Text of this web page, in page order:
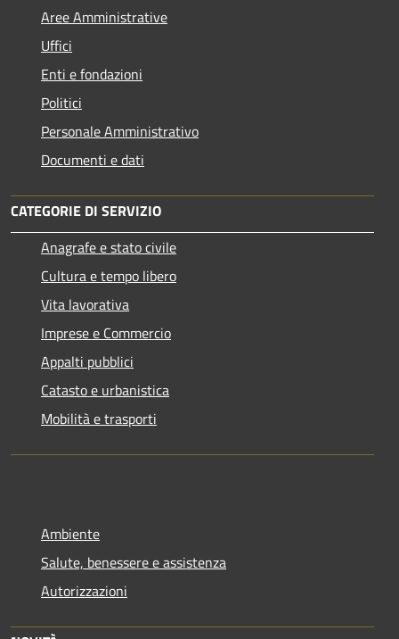
Aree Amministrative
Uffici
Enti e fondazioni
Politici
Personale Amministrativo
Documenti e dati
CATEGORIE DI SERVIZIO
Anagrafe e stato civile
Cultura e tempo libero
Vita lavorativa
Imprese e Commercio
Appalti pubblici
Catasto e urbanistica
Mobilità e trasporti
Ambiente
Salute, benessere e assistenza
Autorizzazioni